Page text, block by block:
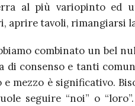
al più variopinto ed
aprire tavoli, rimangiarsi
combinato un bel
di consenso e tanti
mezzo è significativo.
seguire “noi” o